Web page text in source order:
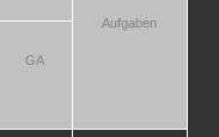
Aufgaben
GA